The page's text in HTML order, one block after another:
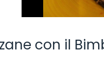
con il